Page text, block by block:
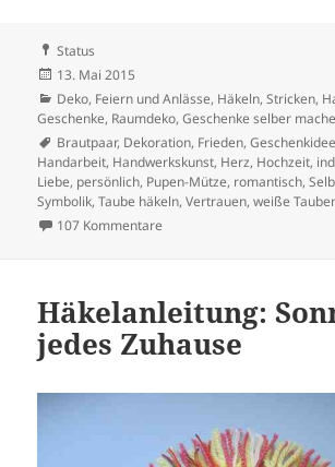
Format
Status
Veröffentlicht
am
13. Mai 2015
Kategorien
Deko, Feiern und Anlässe, Häkeln, Stricken,
Geschenke, Raumdeko, Geschenke selber
Schlagwörter
Brautpaar, Dekoration, Frieden,Geschenkidee
Handarbeit, Handwerkskunst, Herz, Hochzeit,
Liebe, persönlich, Pupen-Mütze, romantisch,
Symbolik,Taube häkeln,Vertrauen,weiße
107 Kommentare
Häkelanleitung:
jedes Zuhause